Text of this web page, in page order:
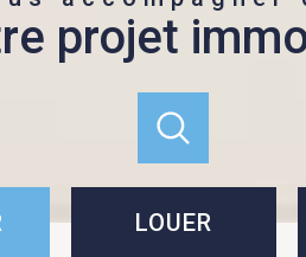
projet
LOUER